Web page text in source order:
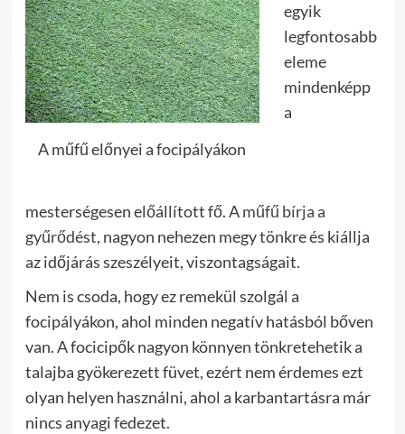
A műfű előnyei a focipályákon
egyik
legfontosabb
eleme
mindenképp
a
mesterségesen előállított fő. Aműfű bírja a
gyűrődést, nagyon nehezen megy tönkre és kiállja
az időjárás szeszélyeit, viszontagságait.
Nem is csoda, hogy ez remekül szolgál a
focipályákon, ahol minden negatív hatásból bőven
van. A focicipők nagyon könnyen tönkretehetik a
talajba gyökerezett füvet, ezért nem érdemes ezt
olyan helyen használni, ahol a karbantartásra már
nincs anyagi fedezet.